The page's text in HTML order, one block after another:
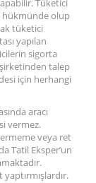
Tüketici
hükmünde olup
tüketici
yapılan
sigorta
talep
için herhangi
aracı
vermez.
veya ret
Tatil Eksper’un